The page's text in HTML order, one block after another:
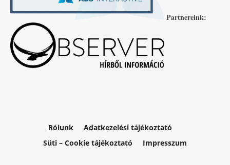
Partnereink:
Rólunk
Adatkezelési tájékoztató
Süti – Cookie tájékoztató
Impresszum